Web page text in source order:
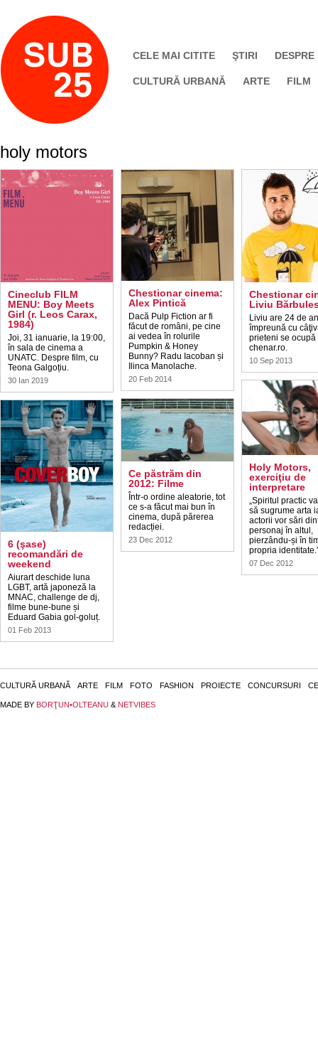
CELE MAI CITITE ŞTIRI DESPRE
CULTURĂ URBANĂ ARTE FILM
holy motors
Cineclub FILM
MENU: Boy Meets
Girl (r. Leos Carax,
1984)
Joi, 31 ianuarie, la 19:00,
în sala de cinema a
UNATC. Despre film, cu
Teona Galgoțiu.
30 Ian 2019
6 (şase)
recomandări de
weekend
Aiurart deschide luna
LGBT, artă japoneză la
MNAC, challenge de dj,
filme bune-bune și
Eduard Gabia gol-goluț.
01 Feb 2013
Chestionar cinema:
Alex Pintică
Dacă Pulp Fiction ar fi
făcut de români, pe cine
ai vedea în rolurile
Pumpkin & Honey
Bunny? Radu Iacoban și
Ilinca Manolache.
20 Feb 2014
Ce păstrăm din
2012: Filme
Într-o ordine aleatorie, tot
ce s-a făcut mai bun în
cinema, după părerea
redacției.
23 Dec 2012
Chestionar
Liviu
Liviu are 24 de
împreună cu
prieteni se ocupă
chenar.ro.
10 Sep 2013
Holy Motors,
exerciţiu de
interpretare
„Spiritul practic
să sugrume arta
actorii vor sări
personaj în altul,
pierzându-și în
propria
07 Dec 2012
CULTURĂ URBANĂ ARTE FILM FOTO FASHION PROIECTE CONCURSURI
MADE BY BORŢUN•OLTEANU & NETVIBES